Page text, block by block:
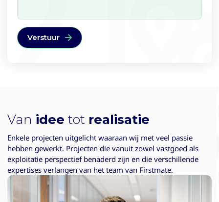
Van idee tot realisatie
Enkele projecten uitgelicht waaraan wij met veel passie
hebben gewerkt. Projecten die vanuit zowel vastgoed als
exploitatie perspectief benaderd zijn en die verschillende
expertises verlangen van het team van Firstmate.